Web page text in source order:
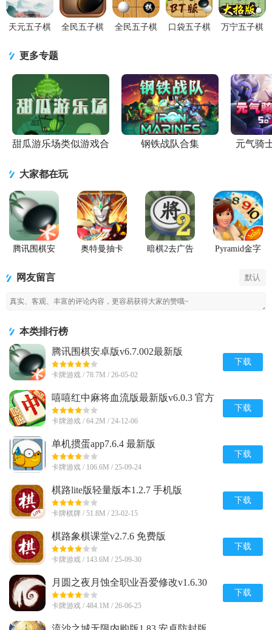
天元五子棋
版
全民五子棋
全民五子棋
口袋五子棋
万宁五子棋
更多专题
甜瓜游乐场类似游戏合
钢铁战队合集 元气骑
大家都在玩
腾讯围棋安
奥特曼抽卡
暗棋2去广告
Pyramid金字
Solitaire
网友留言 默认
本类排行榜
腾讯围棋安卓版v6.7.002最新版
卡牌游戏 / 78.7M / 26-05-02
下载
嘻嘻红中麻将血流版最新版v6.0.3 官方
版
卡牌游戏 / 64.2M / 24-12-06
下载
单机掼蛋app7.6.4 最新版
卡牌游戏 / 106.6M / 25-09-24
下载
棋路lite版轻量版本1.2.7 手机版
卡牌棋牌 / 51.8M / 23-02-15
下载
棋路象棋课堂v2.7.6 免费版
卡牌游戏 / 143.6M / 25-09-30
下载
月圆之夜月蚀全职业吾爱修改v1.6.30
无限金币版
卡牌游戏 / 484.1M / 26-06-25
下载